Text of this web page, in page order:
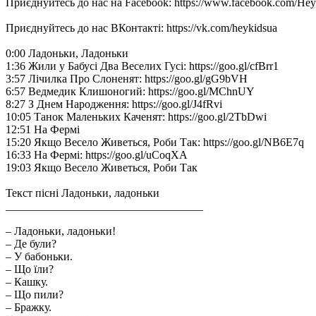
Приєднуйтесь до нас ВКонтакті: https://vk.com/heykidsua
0:00 Ладоньки, Ладоньки
1:36 Жили у Бабусі Два Веселих Гусі: https://goo.gl/cfBrr1
3:57 Лічилка Про Слоненят: https://goo.gl/gG9bVH
6:57 Ведмедик Клишоногий: https://goo.gl/MChnUY
8:27 З Днем Народження: https://goo.gl/J4fRvi
10:05 Танок Маленьких Каченят: https://goo.gl/2TbDwi
12:51 На Фермі
15:20 Якщо Весело Живеться, Роби Так: https://goo.gl/NB6E7q
16:33 На Фермі: https://goo.gl/uCoqXA
19:03 Якщо Весело Живеться, Роби Так
Текст пісні Ладоньки, ладоньки
– Ладоньки, ладоньки!
– Де були?
– У бабоньки.
– Що їли?
– Кашку.
– Що пили?
– Бражку.